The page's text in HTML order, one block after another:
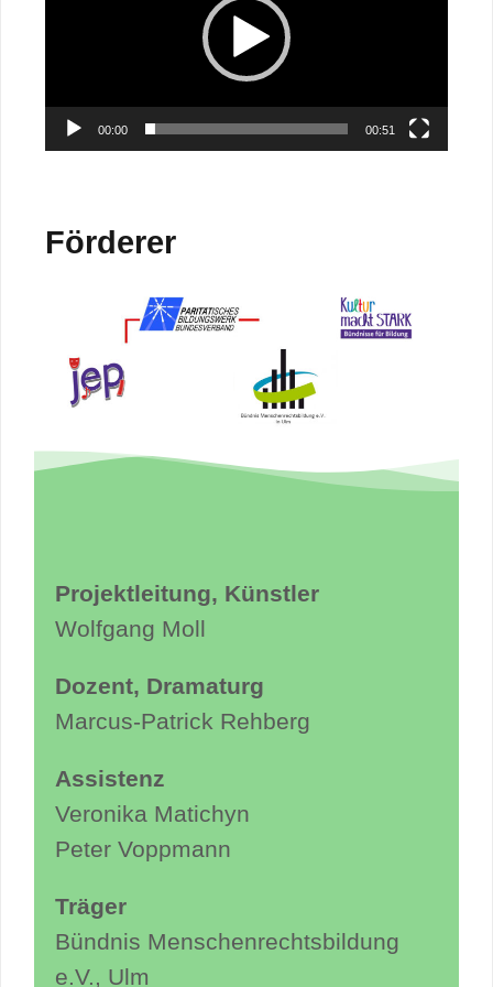
00:00 00:51
Förderer
Projektleitung, Künstler
Wolfgang Moll
Dozent, Dramaturg
Marcus-Patrick Rehberg
Assistenz
Veronika Matichyn
Peter Voppmann
Träger
Bündnis Menschenrechtsbildung
e.V., Ulm